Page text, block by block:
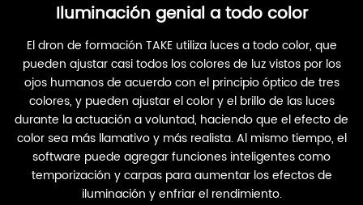
Iluminación genial a todo color
El dron de formación TAKE utiliza luces a todo color, que
pueden ajustar casi todos los colores de luz vistos por los
ojos humanos de acuerdo con el principio óptico de tres
colores, y pueden ajustar el color y el brillo de las luces
durante la actuación a voluntad, haciendo que el efecto de
color sea más llamativo y más realista. Al mismo tiempo, el
software puede agregar funciones inteligentes como
temporización y carpas para aumentar los efectos de
iluminación y enfriar el rendimiento.